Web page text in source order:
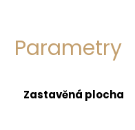
Parametry
Zastavěná plocha